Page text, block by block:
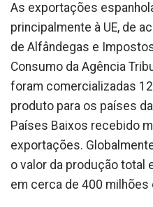
As exportações
principalmente à UE, de
de Alfândegas e
Consumo da Agência
foram comercializadas
produto para os países
Países Baixos recebido
exportações.
o valor da produção total
em cerca de 400 milhões